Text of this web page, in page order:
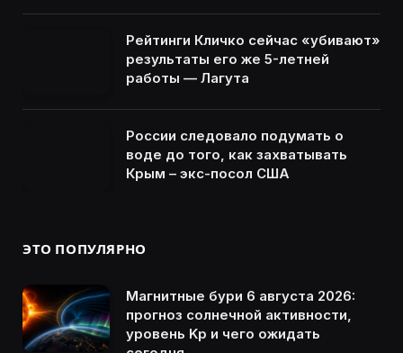
Рейтинги Кличко сейчас «убивают»
результаты его же 5-летней
работы — Лагута
России следовало подумать о
воде до того, как захватывать
Крым – экс-посол США
ЭТО ПОПУЛЯРНО
Магнитные бури 6 августа 2026:
прогноз солнечной активности,
уровень Kp и чего ожидать